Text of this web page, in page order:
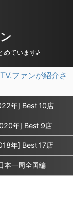
めています♪
ファンが紹介さ
年] Best 10店
年] Best 9店
年] Best 17店
本一周全国編